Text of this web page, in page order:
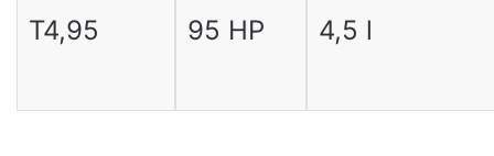
T4,95 95 HP 4,5 l